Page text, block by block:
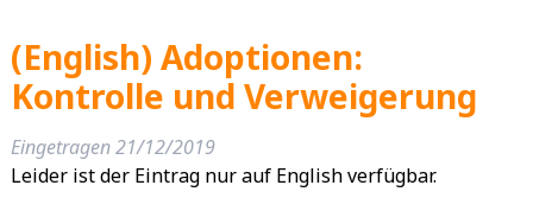
(English) Adoptionen:
Kontrolle und Verweigerung
Eingetragen21/12/2019
Leider ist der Eintrag nur auf English verfügbar.